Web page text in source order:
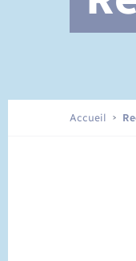
Accueil